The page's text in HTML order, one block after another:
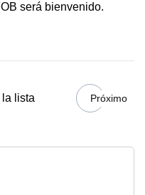
será bienvenido.
lista Próximo